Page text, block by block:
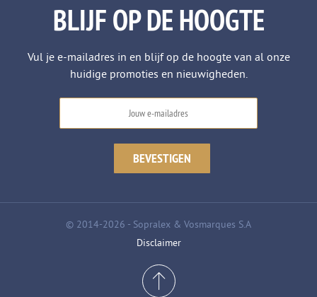
BLIJF OP DE HOOGTE
Vul je e-mailadres in en blijf op de hoogte van al onze
huidige promoties en nieuwigheden.
© 2014-2026 - Sopralex & Vosmarques S.A
Disclaimer